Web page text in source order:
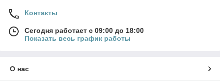
Контакты
Сегодня работает с 09:00 до 18:00
Показать весь график работы
О нас